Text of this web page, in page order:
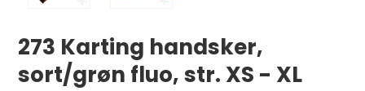
273 Karting handsker,
sort/grøn fluo, str. XS - XL